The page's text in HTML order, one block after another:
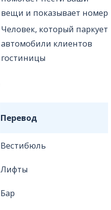
вещи и показывает номер
Человек, который паркует
автомобили клиентов
гостиницы
Перевод
Вестибюль
Лифты
Бар